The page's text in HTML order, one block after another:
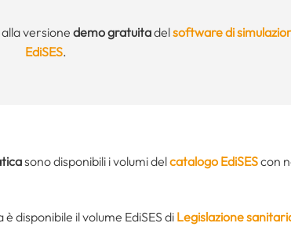
versione demo gratuitadelsoftware di
EdiSES.
sono disponibili i volumi delcatalogo EdiSEScon
disponibile il volume EdiSES di Legislazione